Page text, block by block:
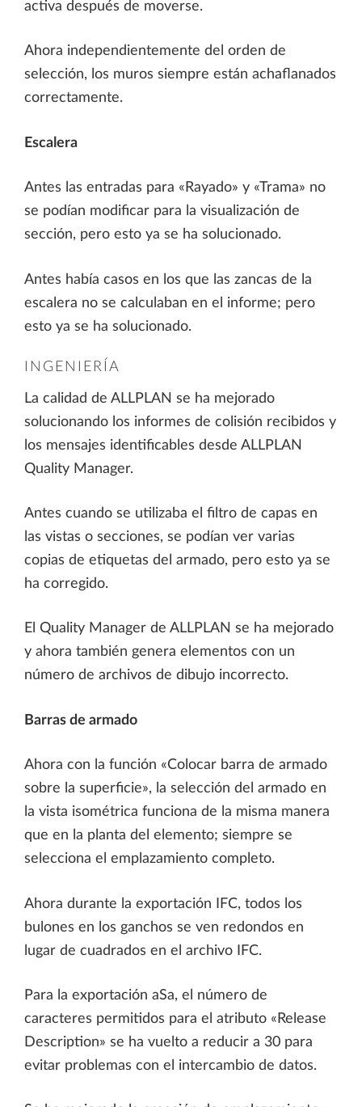
activa después de moverse.
Ahora independientemente del orden de
selección, los muros siempre están achaflanados
correctamente.
Escalera
Antes las entradas para «Rayado» y «Trama» no
se podían modificar para la visualización de
sección, pero esto ya se ha solucionado.
Antes había casos en los que las zancas de la
escalera no se calculaban en el informe; pero
esto ya se ha solucionado.
INGENIERÍA
La calidad de ALLPLAN se ha mejorado
solucionando los informes de colisión recibidos y
los mensajes identificables desde ALLPLAN
Quality Manager.
Antes cuando se utilizaba el filtro de capas en
las vistas o secciones, se podían ver varias
copias de etiquetas del armado, pero esto ya se
ha corregido.
El Quality Manager de ALLPLAN se ha mejorado
y ahora también genera elementos con un
número de archivos de dibujo incorrecto.
Barras de armado
Ahora con la función «Colocar barra de armado
sobre la superficie», la selección del armado en
la vista isométrica funciona de la misma manera
que en la planta del elemento; siempre se
selecciona el emplazamiento completo.
Ahora durante la exportación IFC, todos los
bulones en los ganchos se ven redondos en
lugar de cuadrados en el archivo IFC.
Para la exportación aSa, el número de
caracteres permitidos para el atributo «Release
Description» se ha vuelto a reducir a 30 para
evitar problemas con el intercambio de datos.